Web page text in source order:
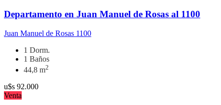
Departamento en Juan Manuel de Rosas al 1100
Juan Manuel de Rosas 1100
1 Dorm.
1 Baños
44,8 m2
u$s 92.000
Venta